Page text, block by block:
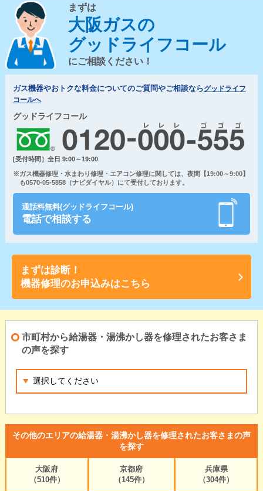
まずは
大阪ガスの
グッドライフコール
にご相談ください！
ガス機器やおトクな料金についてのご質問やご相談ならグッドライフ
コールへ
グッドライフコール
[受付時間］全日 9:00～19:00
※ガス機器修理・水まわり修理・エアコン修理に関しては、夜間【19:00～9:00】
も0570-05-5858（ナビダイヤル）にて受付しております。
通話料無料(グッドライフコール)
電話で相談する
まずは診断！
機器修理のお申込みはこちら
市町村から給湯器・湯沸かし器を修理されたお客さま
の声を探す
その他のエリアの給湯器・湯沸かし器を修理されたお客さまの声
を探す
大阪府
（510件）
京都府
（145件）
兵庫県
（304件）